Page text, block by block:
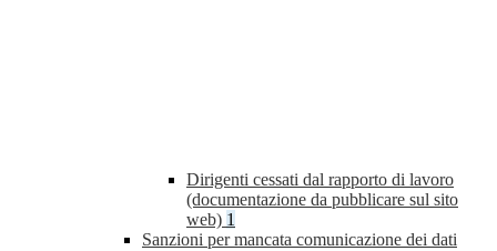
Dirigenti cessati dal rapporto di lavoro
(documentazione da pubblicare sul sito
web) 1
Sanzioni per mancata comunicazione dei dati